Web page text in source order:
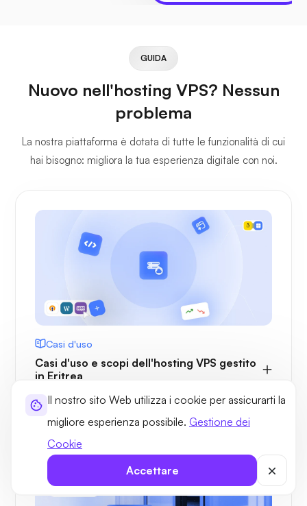
Il nostro sito Web utilizza i cookie per assicurarti la
migliore esperienza possibile. Gestione dei
Cookie
Accettare
GUIDA
Nuovo nell'hosting VPS? Nessun
problema
La nostra piattaforma è dotata di tutte le funzionalità di cui
hai bisogno: migliora la tua esperienza digitale con noi.
Casi d'uso
Casi d'uso e scopi dell'hosting VPS gestito
in Eritrea